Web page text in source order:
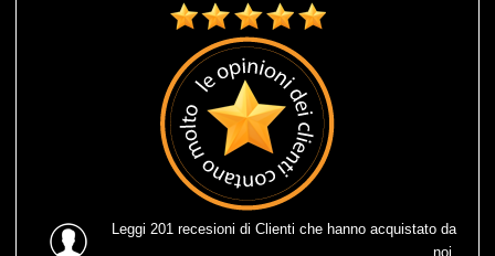
Leggi 201 recesioni di Clienti che hanno acquistato da
noi.